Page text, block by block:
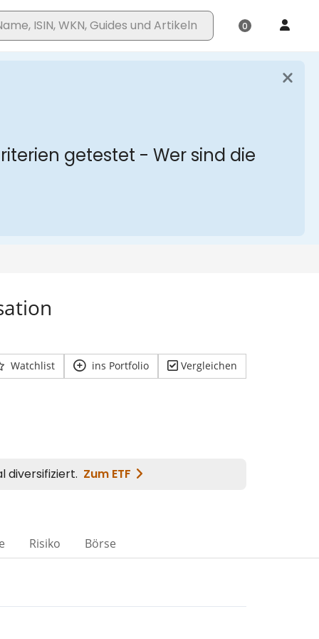
Watchlist ins Portfolio Vergleichen
Risiko Börse